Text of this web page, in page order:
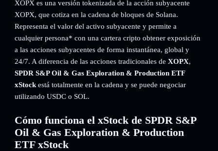
XOPX es una versión tokenizada de la acción subyacente
XOPX, que cotiza en la cadena de bloques de Solana.
Representa el valor del activo subyacente y permite a
cualquier persona* con una cartera cripto obtener exposición
a las acciones subyacentes de forma instantánea, global y
24/7. A diferencia de las acciones tradicionales de XOPX,
SPDR S&P Oil & Gas Exploration & Production ETF
xStock está totalmente en la cadena y se puede negociar
utilizando USDC o SOL.
Cómo funciona el xStock de SPDR S&P
Oil & Gas Exploration & Production
ETF xStock